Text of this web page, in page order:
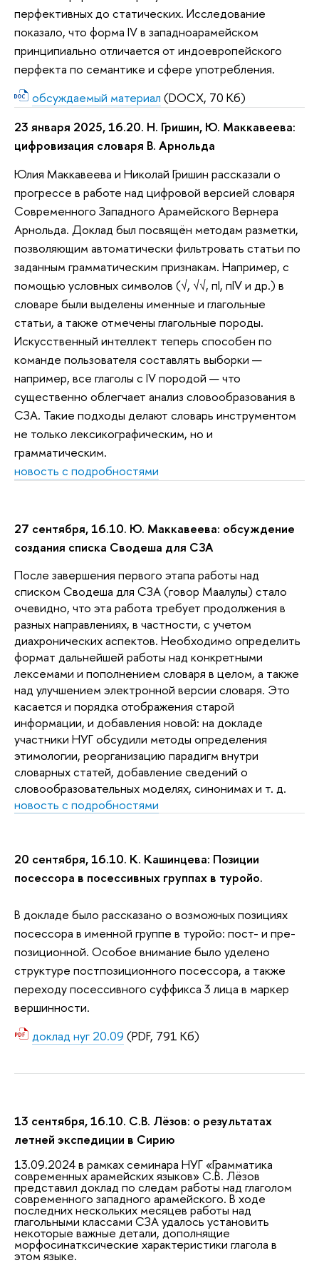
перфективных до статических. Исследование
показало, что форма IV в западноарамейском
принципиально отличается от индоевропейского
перфекта по семантике и сфере употребления.
обсуждаемый материал (DOCX, 70 Кб)
23 января 2025, 16.20. Н. Гришин, Ю. Маккавеева:
цифровизация словаря В. Арнольда
Юлия Маккавеева и Николай Гришин рассказали о
прогрессе в работе над цифровой версией словаря
Современного Западного Арамейского Вернера
Арнольда. Доклад был посвящён методам разметки,
позволяющим автоматически фильтровать статьи по
заданным грамматическим признакам. Например, с
помощью условных символов (√, √√, пI, пIV и др.) в
словаре были выделены именные и глагольные
статьи, а также отмечены глагольные породы.
Искусственный интеллект теперь способен по
команде пользователя составлять выборки —
например, все глаголы с IV породой — что
существенно облегчает анализ словообразования в
СЗА. Такие подходы делают словарь инструментом
не только лексикографическим, но и
грамматическим.
новость с подробностями
27 сентября, 16.10. Ю. Маккавеева: обсуждение
создания списка Сводеша для СЗА
После завершения первого этапа работы над
списком Сводеша для СЗА (говор Маалулы) стало
очевидно, что эта работа требует продолжения в
разных направлениях, в частности, с учетом
диахронических аспектов. Необходимо определить
формат дальнейшей работы над конкретными
лексемами и пополнением словаря в целом, а также
над улучшением электронной версии словаря. Это
касается и порядка отображения старой
информации, и добавления новой: на докладе
участники НУГ обсудили методы определения
этимологии, реорганизацию парадигм внутри
словарных статей, добавление сведений о
словообразовательных моделях, синонимах и т. д.
новость с подробностями
20 сентября, 16.10. К. Кашинцева: Позиции
посессора в посессивных группах в туройо.
В докладе было рассказано о возможных позициях
посессора в именной группе в туройо: пост- и пре-
позиционной. Особое внимание было уделено
структуре постпозиционного посессора, а также
переходу посессивного суффикса 3 лица в маркер
вершинности.
доклад нуг 20.09 (PDF, 791 Кб)
13 сентября, 16.10. С.В. Лёзов: о результатах
летней экспедиции в Сирию
13.09.2024 в рамках семинара НУГ «Грамматика
современных арамейских языков» С.В. Лёзов
представил доклад по следам работы над глаголом
современного западного арамейского. В ходе
последних нескольких месяцев работы над
глагольными классами СЗА удалось установить
некоторые важные детали, дополнящие
морфосинатксические характеристики глагола в
этом языке.